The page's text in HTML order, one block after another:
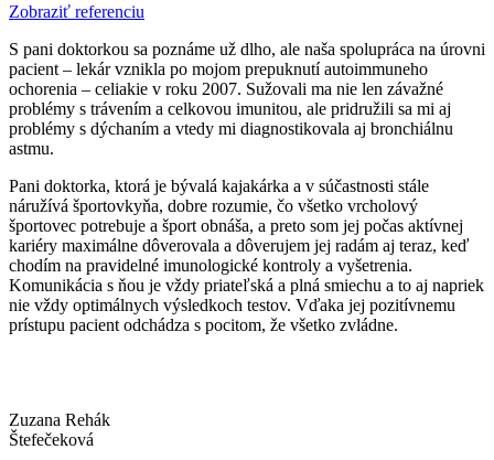
Zobraziť referenciu
S pani doktorkou sa poznáme už dlho, ale naša spolupráca na úrovni
pacient – lekár vznikla po mojom prepuknutí autoimmuneho
ochorenia – celiakie v roku 2007. Sužovali ma nie len závažné
problémy s trávením a celkovou imunitou, ale pridružili sa mi aj
problémy s dýchaním a vtedy mi diagnostikovala aj bronchiálnu
astmu.
Pani doktorka, ktorá je bývalá kajakárka a v súčastnosti stále
náružívá športovkyňa, dobre rozumie, čo všetko vrcholový
športovec potrebuje a šport obnáša, a preto som jej počas aktívnej
kariéry maximálne dôverovala a dôverujem jej radám aj teraz, keď
chodím na pravidelné imunologické kontroly a vyšetrenia.
Komunikácia s ňou je vždy priateľská a plná smiechu a to aj napriek
nie vždy optimálnych výsledkoch testov. Vďaka jej pozitívnemu
prístupu pacient odchádza s pocitom, že všetko zvládne.
Zuzana Rehák
Štefečeková